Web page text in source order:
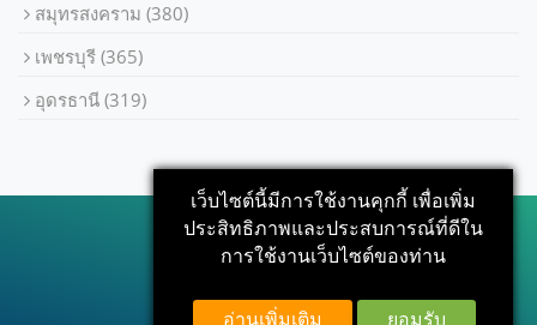
สมุทรสงคราม
(380)
เพชรบุรี
(365)
อุดรธานี
(319)
เว็บไซต์นี้มีการใช้งานคุกกี้ เพื่อเพิ่ม
ประสิทธิภาพและประสบการณ์ที่ดีใน
การใช้งานเว็บไซต์ของท่าน
อ่านเพิ่มเติม ยอมรับ